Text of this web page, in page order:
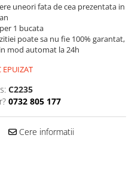
uneori fata de cea prezentata in
1 bucata
poate sa nu fie 100% garantat,
mod automat la 24h
EPUIZAT
C2235
0732 805 177
Cere informatii